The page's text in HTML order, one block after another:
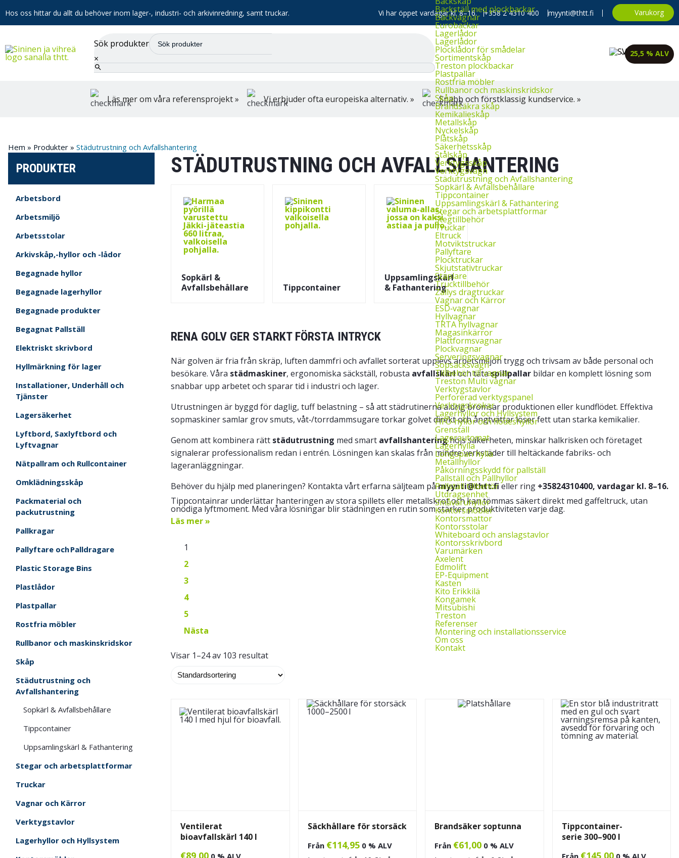
Hos oss hittar du allt du behöver inom lager-, industri- och arkivinredning, samt truckar. Vi har öppet vardagar kl. 8–16. +358 2 4310 400 myynti@thtt.fi Varukorg
Sök produkter
×
Backställ med plockbackar
Backvagnar
Eurobackar
Lagerlådor
Lagerlådor
Plocklådor för smådelar
Sortimentskåp
Treston plockbackar
Plastpallar
Rostfria möbler
Rullbanor och maskinskridskor
Skåp
Brandsäkra skåp
Kemikalieskåp
Metallskåp
Nyckelskåp
Plåtskåp
Säkerhetsskåp
Stålskåp
Verktygsskåp
Verktygsvagn
Städutrustning och Avfallshantering
Sopkärl & Avfallsbehållare
Tippcontainer
Uppsamlingskärl & Fathantering
Stegar och arbetsplattformar
Stegtillbehör
Truckar
Eltruck
Motviktstruckar
Pallyftare
Plocktruckar
Skjutstativtruckar
Staplare
Trucktillbehör
Zallys dragtruckar
Vagnar och Kärror
ESD‑vagnar
Hyllvagnar
TRTA hyllvagnar
Magasinkärror
Plattformsvagnar
Plockvagnar
Serveringsvagnar
Sopsäcksvagn
Tillbehör till vagnar
Treston Multi vagnar
Verktygstavlor
Perforerad verktygspanel
Verktygskrokar
Lagerhyllor och Hyllsystem
FIFO‑hyllor och flödeshyllor
Grenställ
Lagerautomat
Lagerhylla
Longspan hylla
Metallhyllor
Påkörningsskydd för pallställ
Pallställ och Pallhyllor
Pallställ tillbehör
Utdragsenhet
Småvaruhyllor
Kontorsmöbler
Kontorsmattor
Kontorsstolar
Whiteboard och anslagstavlor
Kontorsskrivbord
Varumärken
Axelent
Edmolift
EP-Equipment
Kasten
Kito Erikkilä
Kongamek
Mitsubishi
Treston
Referenser
Montering och installationsservice
Om oss
Kontakt
25,5 % ALV
Läs mer om våra referensprojekt » Vi erbjuder ofta europeiska alternativ. » Snabb och förstklassig kundservice. »
Hem » Produkter » Städutrustning och Avfallshantering
PRODUKTER
Arbetsbord
Arbetsmiljö
Arbetsstolar
Arkivskåp,-hyllor och -lådor
Begagnade hyllor
Begagnade lagerhyllor
Begagnade produkter
Begagnat Pallställ
Elektriskt skrivbord
Hyllmärkning för lager
Installationer, Underhåll och
Tjänster
Lagersäkerhet
Lyftbord, Saxlyftbord och
Lyftvagnar
Nätpallram och Rullcontainer
Omklädningsskåp
Packmaterial och
packutrustning
Pallkragar
Pallyftare och Palldragare
Plastic Storage Bins
Plastlådor
Plastpallar
Rostfria möbler
Rullbanor och maskinskridskor
Skåp
Städutrustning och
Avfallshantering
Sopkärl & Avfallsbehållare
Tippcontainer
Uppsamlingskärl & Fathantering
Stegar och arbetsplattformar
Truckar
Vagnar och Kärror
Verktygstavlor
Lagerhyllor och Hyllsystem
STÄDUTRUSTNING OCH AVFALLSHANTERING
Sopkärl &
Avfallsbehållare
Tippcontainer
Uppsamlingskärl
& Fathantering
RENA GOLV GER STARKT FÖRSTA INTRYCK
När golven är fria från skräp, luften dammfri och avfallet sorterat upplevs arbetsmiljön trygg och trivsam av både personal och
besökare. Våra städmaskiner, ergonomiska säckställ, robusta avfallskärloch tätaspillpallar bildar en komplett lösning som
snabbar upp arbetet och sparar tid i industri och lager.
Utrustningen är byggd för daglig, tuff belastning – så att städrutinerna aldrig bromsar produktionen eller kundflödet. Effektiva
sopmaskiner samlar grov smuts, våt‑/torrdammsugare torkar golvet direkt och ångtvättar löser fett utan starka kemikalier.
Genom att kombinera rätt städutrustning med smart avfallshanteringhöjs säkerheten, minskar halkrisken och företaget
signalerar professionalism redan i entrén. Lösningen kan skalas från mindre verkstäder till heltäckande fabriks‑ och
lageranläggningar.
Behöver du hjälp med planeringen? Kontakta vårt erfarna säljteam påmyynti@thtt.fieller ring +35824310400, vardagar kl. 8–16.
Tippcontainrar underlättar hanteringen av stora spillets eller metallskrot och kan tömmas säkert direkt med gaffeltruck, utan
onödiga lyftmoment. Med våra lösningar blir städningen en rutin som stärker produktiviteten varje dag.
Läs mer »
1
2
3
4
5
Nästa
Visar 1–24 av 103 resultat
Ventilerat
bioavfallskärl 140 l
€89,00 0 % ALV
Säckhållare för storsäck
Från €114,95 0 % ALV
Brandsäker soptunna
Från €61,00 0 % ALV
Tippcontainer-
serie 300–900 l
Från €145,00 0 % ALV